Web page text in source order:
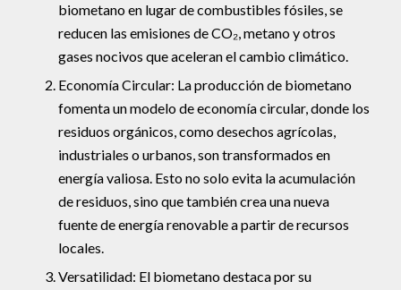
biometano en lugar de combustibles fósiles, se
reducen las emisiones de CO₂, metano y otros
gases nocivos que aceleran el cambio climático.
Economía Circular: La producción de biometano
fomenta un modelo de economía circular, donde los
residuos orgánicos, como desechos agrícolas,
industriales o urbanos, son transformados en
energía valiosa. Esto no solo evita la acumulación
de residuos, sino que también crea una nueva
fuente de energía renovable a partir de recursos
locales.
Versatilidad: El biometano destaca por su